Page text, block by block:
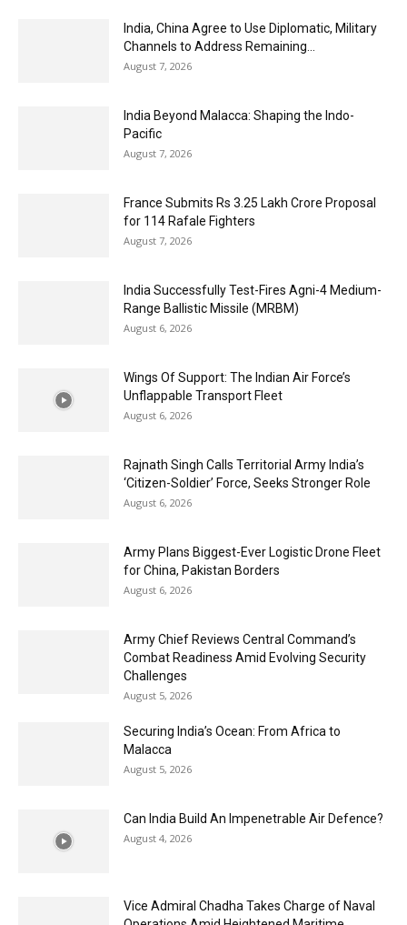
India, China Agree to Use Diplomatic, Military
Channels to Address Remaining...
August 7, 2026
India Beyond Malacca: Shaping the Indo-
Pacific
August 7, 2026
France Submits Rs 3.25 Lakh Crore Proposal
for 114 Rafale Fighters
August 7, 2026
India Successfully Test-Fires Agni-4 Medium-
Range Ballistic Missile (MRBM)
August 6, 2026
Wings Of Support: The Indian Air Force’s
Unflappable Transport Fleet
August 6, 2026
Rajnath Singh Calls Territorial Army India’s
‘Citizen-Soldier’ Force, Seeks Stronger Role
August 6, 2026
Army Plans Biggest-Ever Logistic Drone Fleet
for China, Pakistan Borders
August 6, 2026
Army Chief Reviews Central Command’s
Combat Readiness Amid Evolving Security
Challenges
August 5, 2026
Securing India’s Ocean: From Africa to
Malacca
August 5, 2026
Can India Build An Impenetrable Air Defence?
August 4, 2026
Vice Admiral Chadha Takes Charge of Naval